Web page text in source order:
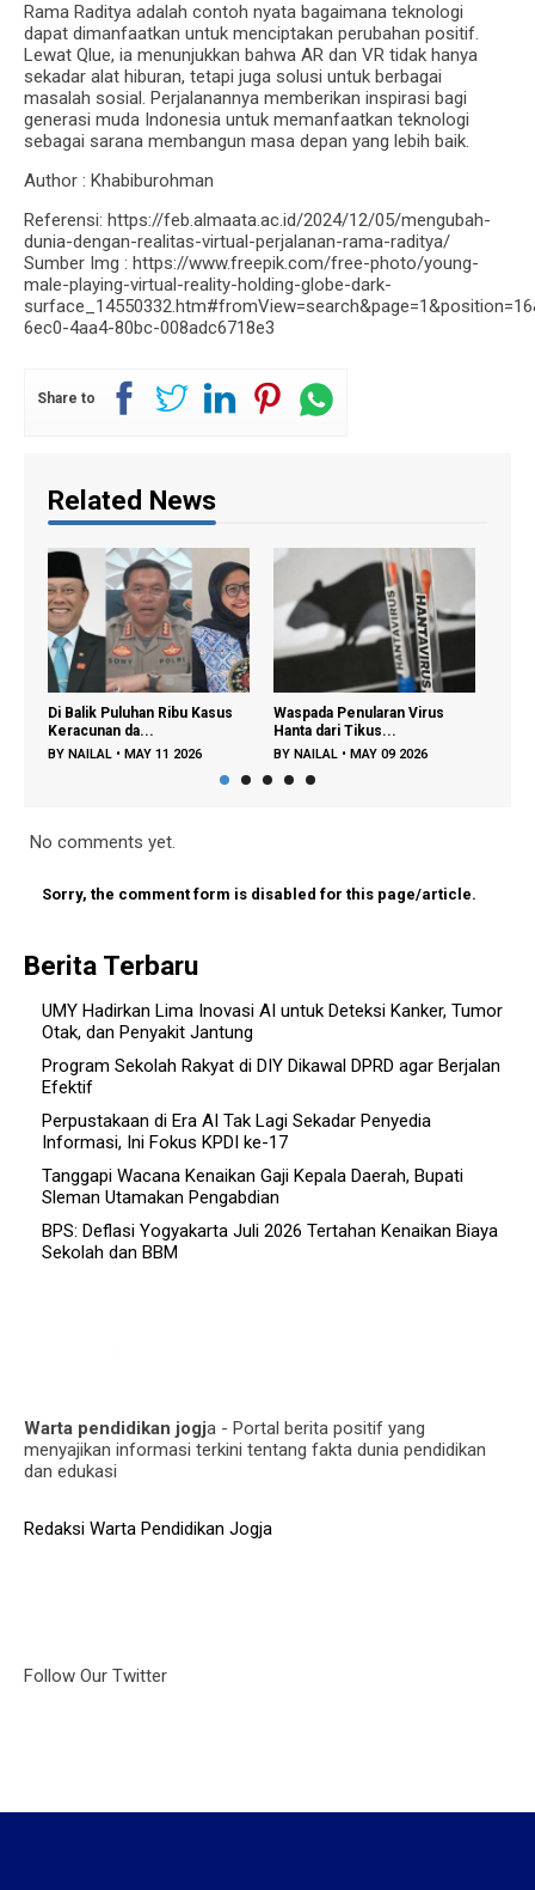
Rama Raditya adalah contoh nyata bagaimana teknologi
dapat dimanfaatkan untuk menciptakan perubahan positif.
Lewat Qlue, ia menunjukkan bahwa AR dan VR tidak hanya
sekadar alat hiburan, tetapi juga solusi untuk berbagai
masalah sosial. Perjalanannya memberikan inspirasi bagi
generasi muda Indonesia untuk memanfaatkan teknologi
sebagai sarana membangun masa depan yang lebih baik.
Author : Khabiburohman
Referensi: https://feb.almaata.ac.id/2024/12/05/mengubah-
dunia-dengan-realitas-virtual-perjalanan-rama-raditya/
Sumber Img : https://www.freepik.com/free-photo/young-
male-playing-virtual-reality-holding-globe-dark-
6ec0-4aa4-80bc-008adc6718e3
Share to
Related News
Di Balik Puluhan Ribu Kasus
Keracunan da...
BY NAILAL • MAY 11 2026
Waspada Penularan Virus
Hanta dari Tikus...
BY NAILAL • MAY 09 2026
No comments yet.
Sorry, the comment form is disabled for this page/article.
Berita Terbaru
UMY Hadirkan Lima Inovasi AI untuk Deteksi Kanker, Tumor
Otak, dan Penyakit Jantung
Program Sekolah Rakyat di DIY Dikawal DPRD agar Berjalan
Efektif
Perpustakaan di Era AI Tak Lagi Sekadar Penyedia
Informasi, Ini Fokus KPDI ke-17
Tanggapi Wacana Kenaikan Gaji Kepala Daerah, Bupati
Sleman Utamakan Pengabdian
BPS: Deflasi Yogyakarta Juli 2026 Tertahan Kenaikan Biaya
Sekolah dan BBM
Warta pendidikan jogja - Portal berita positif yang
menyajikan informasi terkini tentang fakta dunia pendidikan
dan edukasi
Redaksi Warta Pendidikan Jogja
Follow Our Twitter